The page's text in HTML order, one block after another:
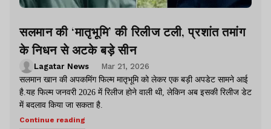
सलमान की ‘मातृभूमि’ की रिलीज टली, प्रशांत तमांग
के निधन से अटके बड़े सीन
Lagatar News
Mar 21, 2026
सलमान खान की अपकमिंग फिल्म मातृभूमि को लेकर एक बड़ी अपडेट सामने आई
है.यह फिल्म जनवरी 2026 में रिलीज होने वाली थी, लेकिन अब इसकी रिलीज डेट
में बदलाव किया जा सकता है.
Continue reading